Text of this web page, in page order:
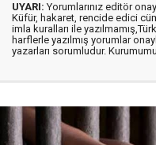
UYARI: Yorumlarınız editör
Küfür, hakaret, rencide edici
imla kuralları ile
harflerle yazılmış yorumlar
yazarları sorumludur.